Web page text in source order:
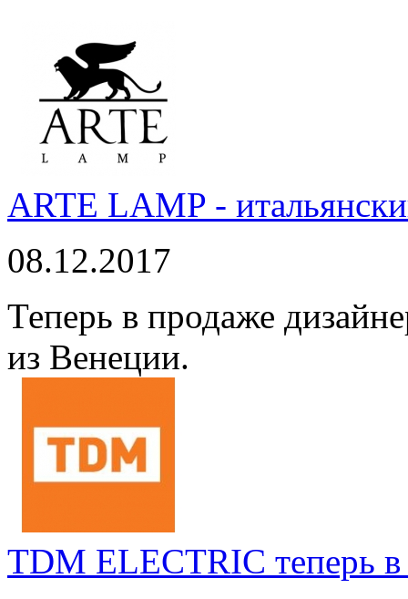
ARTE LAMP -
08.12.2017
Теперь в продаже
из Венеции.
TDM ELECTRIC теперь